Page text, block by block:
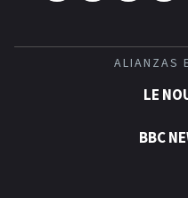
ALIANZAS
LE
BBC